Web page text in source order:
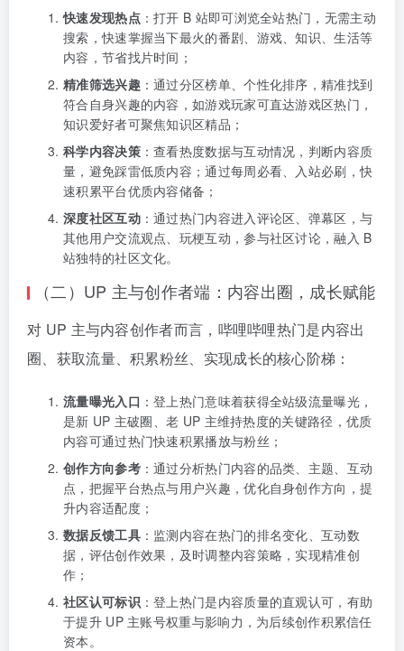
快速发现热点：打开 B 站即可浏览全站热门，无需主动
搜索，快速掌握当下最火的番剧、游戏、知识、生活等
内容，节省找片时间；
精准筛选兴趣：通过分区榜单、个性化排序，精准找到
符合自身兴趣的内容，如游戏玩家可直达游戏区热门，
知识爱好者可聚焦知识区精品；
科学内容决策：查看热度数据与互动情况，判断内容质
量，避免踩雷低质内容；通过每周必看、入站必刷，快
速积累平台优质内容储备；
深度社区互动：通过热门内容进入评论区、弹幕区，与
其他用户交流观点、玩梗互动，参与社区讨论，融入 B
站独特的社区文化。
（二）UP 主与创作者端：内容出圈，成长赋能
对 UP 主与内容创作者而言，哔哩哔哩热门是内容出
圈、获取流量、积累粉丝、实现成长的核心阶梯：
流量曝光入口 ：登上热门意味着获得全站级流量曝光，
是新 UP 主破圈、老 UP 主维持热度的关键路径，优质
内容可通过热门快速积累播放与粉丝；
创作方向参考：通过分析热门内容的品类、主题、互动
点，把握平台热点与用户兴趣，优化自身创作方向，提
升内容适配度；
数据反馈工具：监测内容在热门的排名变化、互动数
据，评估创作效果，及时调整内容策略，实现精准创
作；
社区认可标识：登上热门是内容质量的直观认可，有助
于提升 UP 主账号权重与影响力，为后续创作积累信任
资本。